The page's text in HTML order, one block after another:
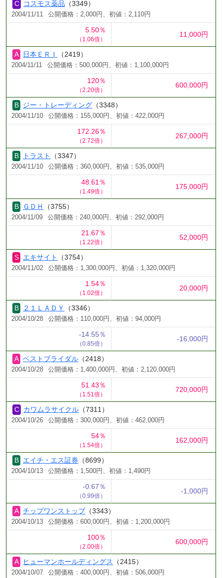
コスモス薬品 （3349）
2004/11/11 公開価格：2,000円、初値：2,110円
5.50％
（1.06倍）
11,000円
日本ＥＲＩ （2419）
2004/11/11 公開価格：500,000円、初値：1,100,000円
120％
（2.20倍）
600,000円
ジー・トレーディング （3348）
2004/11/10 公開価格：155,000円、初値：422,000円
172.26％
（2.72倍）
267,000円
トラスト （3347）
2004/11/10 公開価格：360,000円、初値：535,000円
48.61％
（1.49倍）
175,000円
ＧＤＨ （3755）
2004/11/09 公開価格：240,000円、初値：292,000円
21.67％
（1.22倍）
52,000円
エキサイト （3754）
2004/11/02 公開価格：1,300,000円、初値：1,320,000円
1.54％
（1.02倍）
20,000円
２１ＬＡＤＹ （3346）
2004/10/28 公開価格：110,000円、初値：94,000円
-14.55％
（0.85倍）
-16,000円
ベストブライダル （2418）
2004/10/28 公開価格：1,400,000円、初値：2,120,000円
51.43％
（1.51倍）
720,000円
カワムラサイクル （7311）
2004/10/26 公開価格：300,000円、初値：462,000円
54％
（1.54倍）
162,000円
エイチ・エス証券 （8699）
2004/10/13 公開価格：1,500円、初値：1,490円
-0.67％
（0.99倍）
-1,000円
チップワンストップ（3343）
2004/10/13 公開価格：600,000円、初値：1,200,000円
100％
（2.00倍）
600,000円
ヒューマンホールディングス （2415）
2004/10/07 公開価格：400,000円、初値：506,000円